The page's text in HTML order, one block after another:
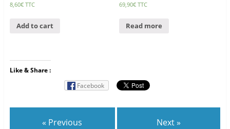
8,60€ TTC
Add to cart
69,90€ TTC
Read more
Like & Share :
Facebook
« Previous Next »